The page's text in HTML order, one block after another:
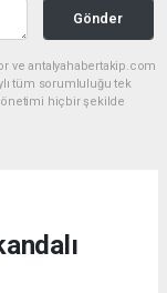
Gönder
ve antalyahabertakip.com
tüm sorumluluğu tek
hiçbir şekilde